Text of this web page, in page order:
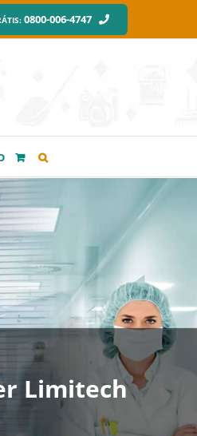
0800-006-4747
Limitech